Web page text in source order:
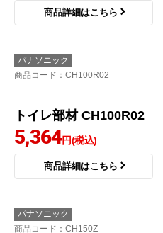
TOTO
トイレ部材 TCA273
4,963円(税込)
商品詳細はこちら
パナソニック